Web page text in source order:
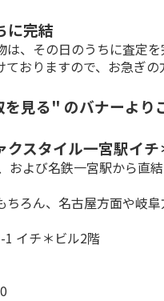
に完結
、その日のうちに査定
おりますので、お急ぎ
見る" のバナーより
スタイル一宮駅イチ
および名鉄一宮駅から直
ちろん、名古屋方面や岐
イチ＊ビル2階